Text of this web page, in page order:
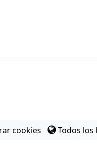
cookies Todos los